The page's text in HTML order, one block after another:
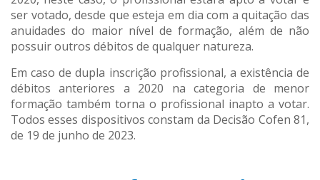
ser votado, desde que esteja em dia com a quitação das
anuidades do maior nível de formação, além de não
possuir outros débitos de qualquer natureza.
Em caso de dupla inscrição profissional, a existência de
débitos anteriores a 2020 na categoria de menor
formação também torna o profissional inapto a votar.
Todos esses dispositivos constam da Decisão Cofen 81,
de 19 de junho de 2023.